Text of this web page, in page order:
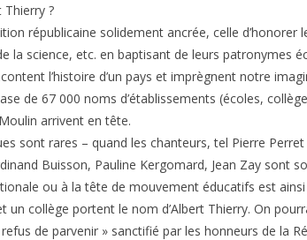
Thierry ?
républicaine solidement ancrée, celle d’honorer
la science, etc. en baptisant de leurs patronymes
l’histoire d’un pays et imprègnent notre
de 67 000 noms d’établissements (écoles,
arrivent en tête.
sont rares – quand les chanteurs, tel Pierre
Buisson, Pauline Kergomard, Jean Zay sont
ou à la tête de mouvement éducatifs est ainsi
un collège portent le nom d’Albert Thierry. On
de parvenir » sanctifié par les honneurs de la